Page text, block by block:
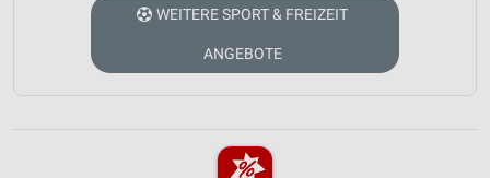
WEITERE SPORT & FREIZEIT
ANGEBOTE